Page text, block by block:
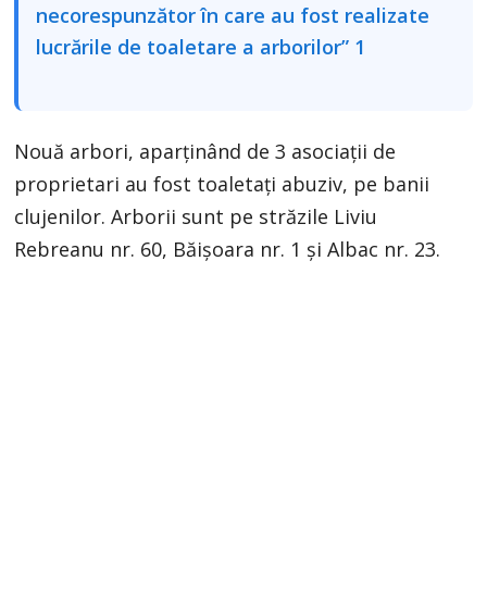
Nouă arbori, aparținând de 3 asociații de
proprietari au fost toaletați abuziv, pe banii
clujenilor. Arborii sunt pe străzile Liviu
Rebreanu nr. 60, Băișoara nr. 1 și Albac nr. 23.